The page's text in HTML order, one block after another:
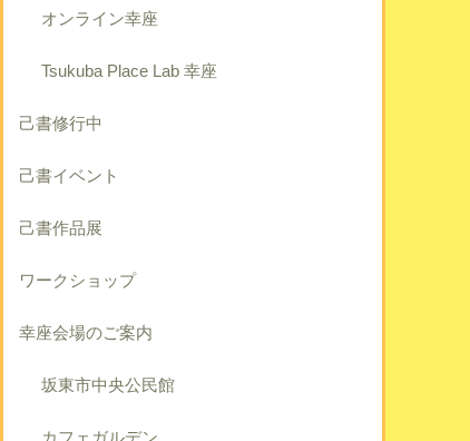
オンライン幸座
Tsukuba Place Lab 幸座
己書修行中
己書イベント
己書作品展
ワークショップ
幸座会場のご案内
坂東市中央公民館
カフェガルデン